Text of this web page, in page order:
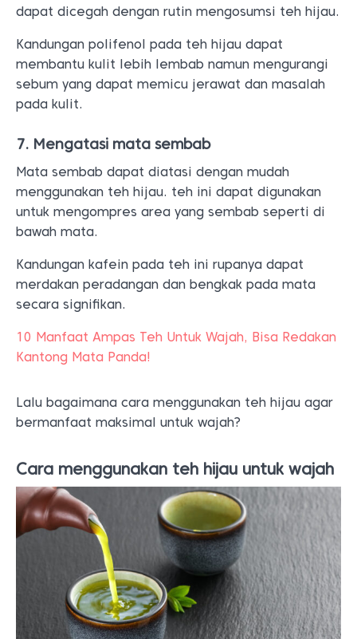
dapat dicegah dengan rutin mengosumsi teh hijau.
Kandungan polifenol pada teh hijau dapat
membantu kulit lebih lembab namun mengurangi
sebum yang dapat memicu jerawat dan masalah
pada kulit.
7. Mengatasi mata sembab
Mata sembab dapat diatasi dengan mudah
menggunakan teh hijau. teh ini dapat digunakan
untuk mengompres area yang sembab seperti di
bawah mata.
Kandungan kafein pada teh ini rupanya dapat
merdakan peradangan dan bengkak pada mata
secara signifikan.
10 Manfaat Ampas Teh Untuk Wajah, Bisa Redakan
Kantong Mata Panda!
Lalu bagaimana cara menggunakan teh hijau agar
bermanfaat maksimal untuk wajah?
Cara menggunakan teh hijau untuk wajah